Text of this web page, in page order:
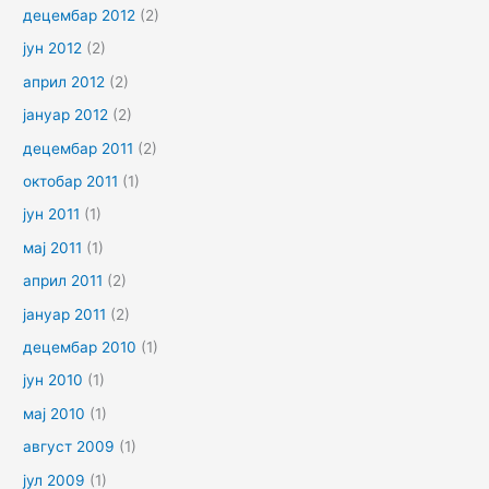
децембар 2012 (2)
јун 2012 (2)
април 2012 (2)
јануар 2012 (2)
децембар 2011 (2)
октобар 2011 (1)
јун 2011 (1)
мај 2011 (1)
април 2011 (2)
јануар 2011 (2)
децембар 2010 (1)
јун 2010 (1)
мај 2010 (1)
август 2009 (1)
јул 2009 (1)